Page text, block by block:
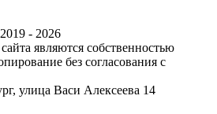
- 2026
являются собственностью
без согласования с
улица Васи Алексеева 14